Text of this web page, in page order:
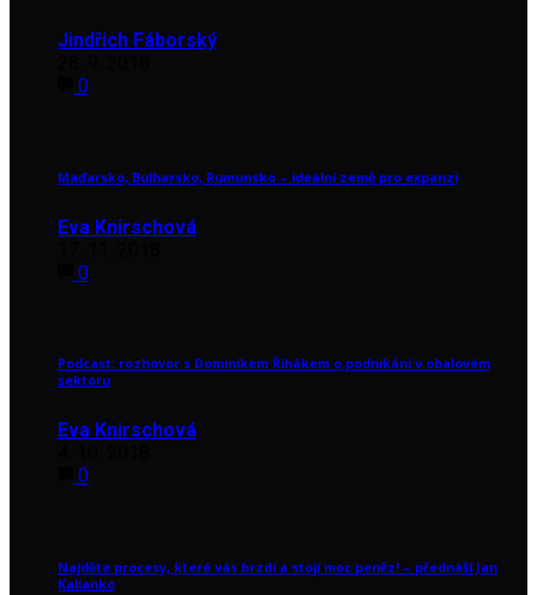
Jindřich Fáborský
0
Maďarsko, Bulharsko, Rumunsko – ideální země pro expanzi
Eva Knirschová
0
Podcast: rozhovor s Dominikem Řihákem o podnikání v obalovém
sektoru
Eva Knirschová
0
Najděte procesy, které vás brzdí a stojí moc peněz! – přednáší Jan
Kalianko